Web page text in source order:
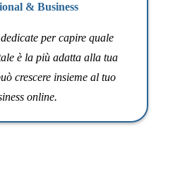
& Business
per capire quale
è la più adatta alla tua
crescere insieme al tuo
online.